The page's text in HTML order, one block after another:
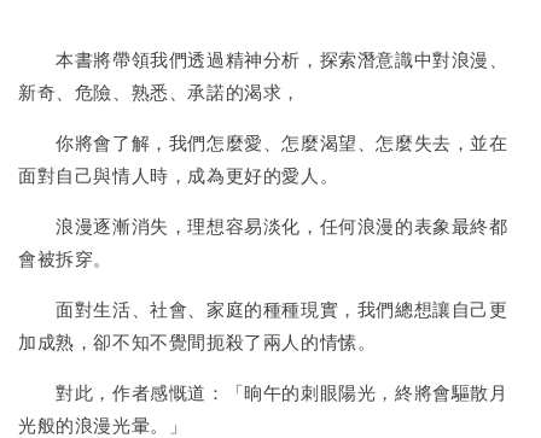
本書將帶領我們透過精神分析，探索潛意識中對浪漫、
新奇、危險、熟悉、承諾的渴求，
你將會了解，我們怎麼愛、怎麼渴望、怎麼失去，並在
面對自己與情人時，成為更好的愛人。
浪漫逐漸消失，理想容易淡化，任何浪漫的表象最終都
會被拆穿。
面對生活、社會、家庭的種種現實，我們總想讓自己更
加成熟，卻不知不覺間扼殺了兩人的情愫。
對此，作者感慨道：「晌午的刺眼陽光，終將會驅散月
光般的浪漫光暈。」